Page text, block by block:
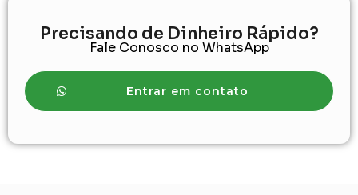
Precisando de Dinheiro Rápido?
Fale Conosco no WhatsApp
Entrar em contato